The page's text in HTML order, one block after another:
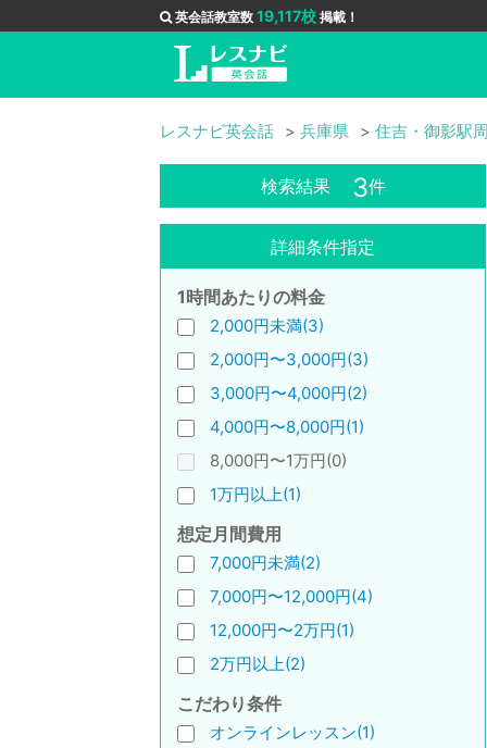
英会話教室数 19,117校 掲載！
レスナビ英会話 兵庫県 住吉・御影駅
検索結果 3件
詳細条件指定
1時間あたりの料金
2,000円未満(3)
2,000円〜3,000円(3)
3,000円〜4,000円(2)
4,000円〜8,000円(1)
8,000円〜1万円(0)
1万円以上(1)
想定月間費用
7,000円未満(2)
7,000円〜12,000円(4)
12,000円〜2万円(1)
2万円以上(2)
こだわり条件
オンラインレッスン(1)